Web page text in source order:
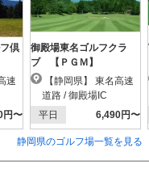
倶
円〜
御殿場東名ゴルフクラ
ブ 【ＰＧＭ】
道路 / 御殿場IC
平日
6,490円〜
静岡県のゴルフ場一覧を見る